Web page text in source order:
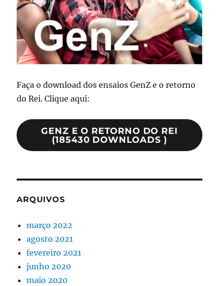
Faça o download dos ensaios GenZ e o retorno
do Rei. Clique aqui:
GENZ E O RETORNO DO REI
(185430 DOWNLOADS )
ARQUIVOS
março 2022
agosto 2021
fevereiro 2021
junho 2020
maio 2020